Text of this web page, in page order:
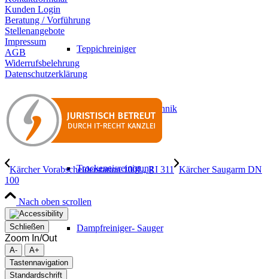
Teppichreiniger
Industrielle Absaugtechnik
Trockeneisreinigung
Dampfreiniger- Sauger
Kunden Login
Beratung / Vorführung
Stellenangebote
Impressum
AGB
Widerrufsbelehrung
Datenschutzerklärung
Kärcher Vorabscheiderstation 100L, RI 311
Kärcher Saugarm DN
100
Nach oben scrollen
Schließen
Zoom In/Out
A-
A+
Tastennavigation
Standardschrift